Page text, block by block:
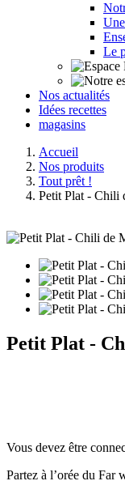
Le
Nos actualités
Idées recettes
magasins
Accueil
Nos produits
Tout prêt !
Petit Plat - Chili
Petit Plat -
Vous devez être
Partez à l’orée du Far